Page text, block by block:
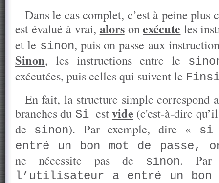
Dans le cas complet, c’est à peine
est évalué à vrai, alors on exécute les
et le sinon, puis on passe aux
Sinon, les instructions entre le
exécutées, puis celles qui suivent le
En fait, la structure simple correspond
branches du Si estvide (c'est-à-dire
de
sinon). Par exemple, dire «
si
entré un bon mot de passe,
ne nécessite pas de sinon.
l’utilisateur a entré un bon